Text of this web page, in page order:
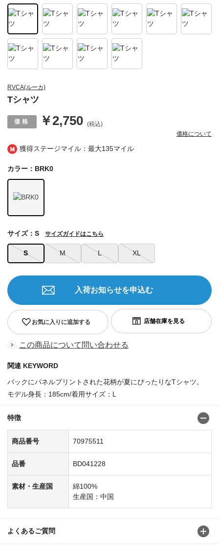
獲得ステージマイル：最大135マイル
RVCA(ルーカ)
Tシャツ
￥2,750 (税込)
価格について
カラー：BRK0
S M L XL
サイズ：S サイズガイドはこちら
お気に入りに追加する
入荷お知らせを申込む
この商品について問い合わせる
関連 KEYWORD
バックにパネルプリントされた花柄が夏にぴったりなTシャツ。
モデル身長：185cm/着用サイズ：L
特徴
商品番号 70975511
品番 BD041228
素材・生産国
綿100%
生産国：中国
よくあるご質問